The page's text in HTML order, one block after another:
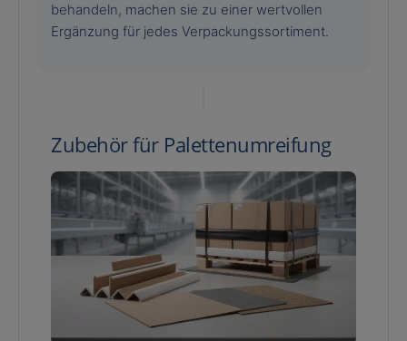
behandeln, machen sie zu einer wertvollen
Ergänzung für jedes Verpackungssortiment.
Zubehör für Palettenumreifung